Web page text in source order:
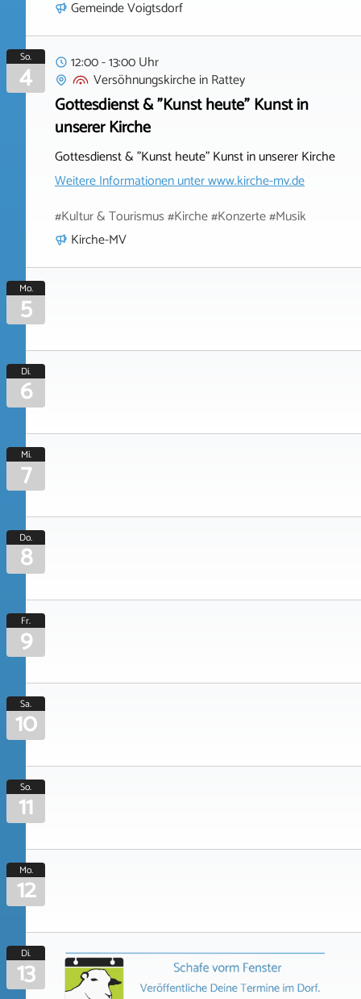
Gemeinde Voigtsdorf
So.
4
12:00 - 13:00 Uhr
VersöhnungskircheinRattey
Gottesdienst & "Kunst heute" Kunst in
unserer Kirche
Gottesdienst & "Kunst heute" Kunst in unserer Kirche
Weitere Informationen unterwww.kirche-mv.de
#Kultur & Tourismus #Kirche #Konzerte #Musik
Kirche-MV
Mo.
5
Di.
6
Mi.
7
Do.
8
Fr.
9
Sa.
10
So.
11
Mo.
12
Di.
13